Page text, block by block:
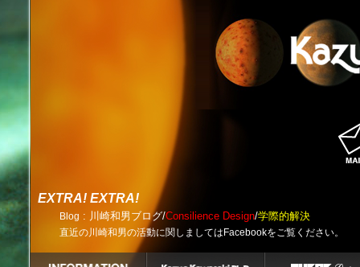
EXTRA! EXTRA!
Blog : 川崎和男ブログ/Consilience Design/学際的解決
直近の川崎和男の活動に関しましてはFacebookをご覧ください。